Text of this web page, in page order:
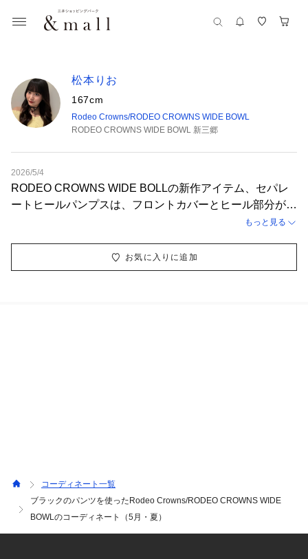
松本りお
167cm
Rodeo Crowns/RODEO CROWNS WIDE BOWL
RODEO CROWNS WIDE BOWL 新三郷
2026/5/4
RODEO CROWNS WIDE BOLLの新作アイテム、セパレ
ートヒールパンプスは、フロントカバーとヒール部分がセ
パレートになったデザインが特徴です！ 中央のギャザー
が快適な履き心地を実現🩵 足元を美しく引き立てるこの
パンプスは、春夏のレイヤードスタイルやおすすめコーデ
もっと見る
お気に入りに追加
コーディネート一覧
ブラックのパンツを使ったRodeo Crowns/RODEO CROWNS WIDE
BOWLのコーディネート（5月・夏）